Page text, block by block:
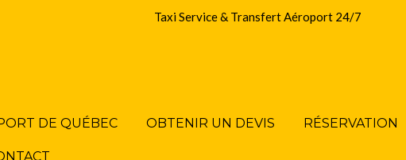
Taxi Service & Transfert Aéroport 24/7
DE QUÉBEC OBTENIR UN DEVIS RÉSERVATION